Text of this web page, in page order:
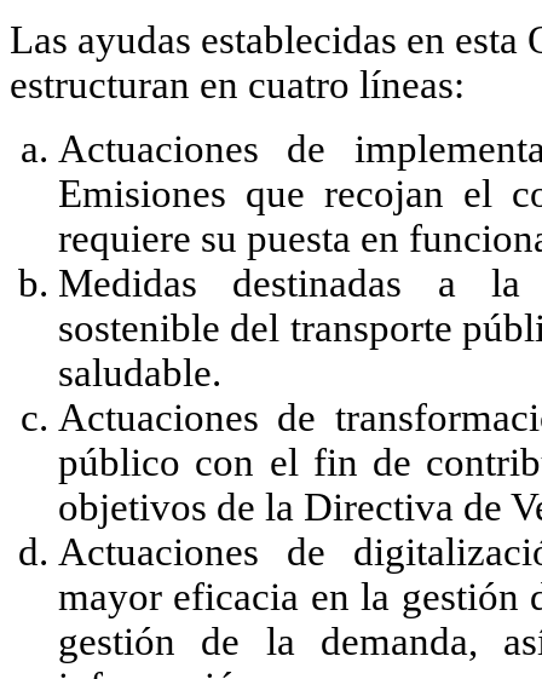
Las ayudas establecidas en
estructuran en cuatro líneas:
Actuaciones de
Emisiones que recojan el
requiere su puesta en
Medidas destinadas a
sostenible del transporte
saludable.
Actuaciones de
público con el fin de
objetivos de la Directiva de
Actuaciones de
mayor eficacia en la
gestión de la demanda,